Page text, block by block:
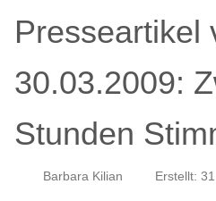
Presseartikel
30.03.2009:
Stunden
Barbara Kilian Erstellt: